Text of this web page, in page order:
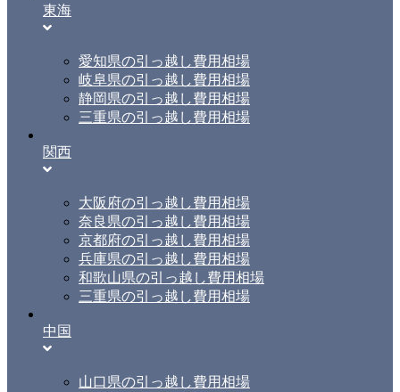
東海
愛知県の引っ越し費用相場
岐阜県の引っ越し費用相場
静岡県の引っ越し費用相場
三重県の引っ越し費用相場
関西
大阪府の引っ越し費用相場
奈良県の引っ越し費用相場
京都府の引っ越し費用相場
兵庫県の引っ越し費用相場
和歌山県の引っ越し費用相場
三重県の引っ越し費用相場
中国
山口県の引っ越し費用相場